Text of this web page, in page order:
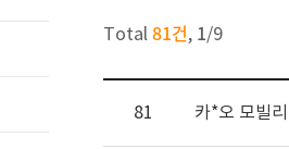
Total 81건, 1/9
81 카*오 모빌